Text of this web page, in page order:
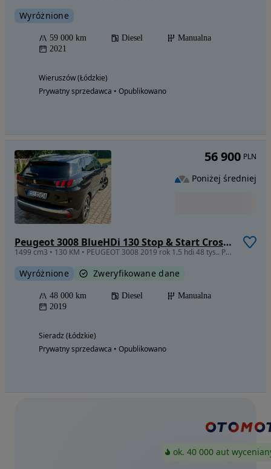
Wyróżnione
59 000 km Diesel
Manualna
2021
Wieruszów (Łódzkie)
Prywatny sprzedawca • Opublikowano
Peugeot 3008 BlueHDi 130 Stop & Start Crossway
1499 cm3 • 130 KM • PEUGEOT 3008 2019 rok 1.5 hdi 48 tys.. Przebiegu zadbany Zamiana
Wyróżnione Zweryfikowane dane
48 000 km Diesel
Manualna
2019
Sieradz (Łódzkie)
Prywatny sprzedawca • Opublikowano
56 900 PLN
Poniżej średniej
ok. 40 000 aut